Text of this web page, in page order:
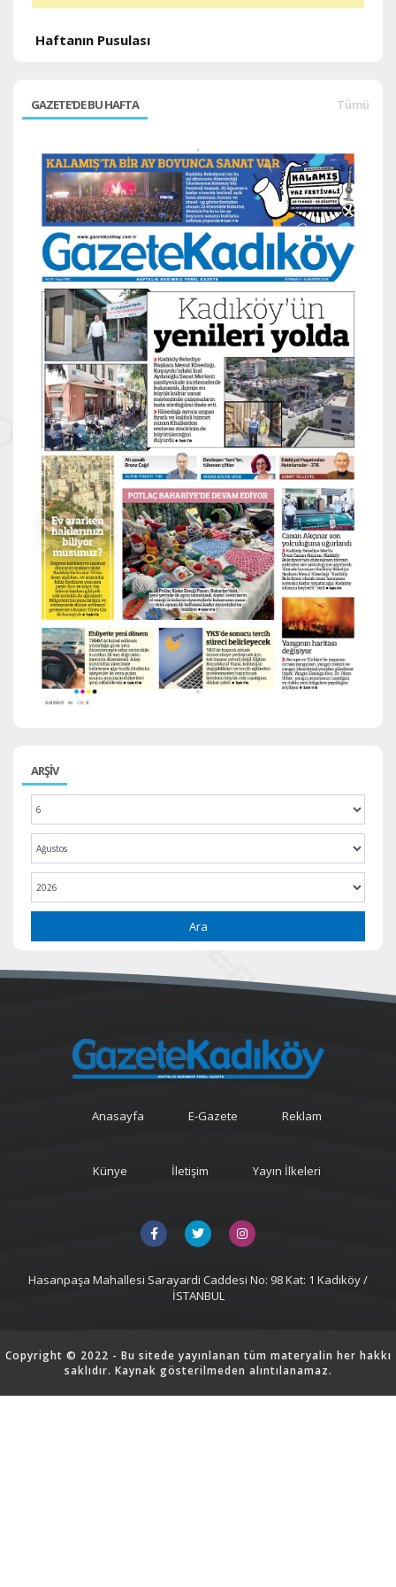
Haftanın Pusulası
GAZETE'DE BU HAFTA Tümü
ARŞİV
Ara
Anasayfa E-Gazete Reklam
Künye İletişim Yayın İlkeleri
Hasanpaşa Mahallesi Sarayardi Caddesi No: 98 Kat: 1 Kadıköy /
İSTANBUL
Copyright © 2022 - Bu sitede yayınlanan tüm materyalin her hakkı
saklıdır. Kaynak gösterilmeden alıntılanamaz.